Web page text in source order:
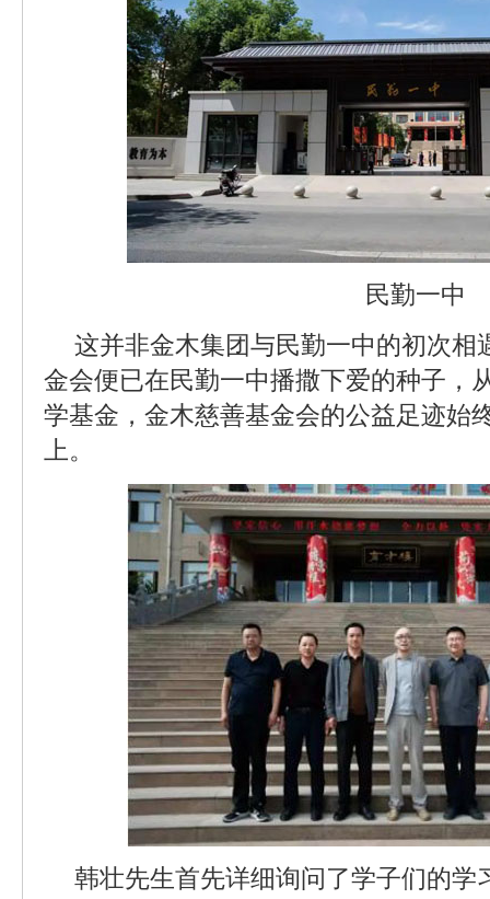
民勤一中
这并非金木集团与民勤一中的初次相
金会便已在民勤一中播撒下爱的种子，
学基金，金木慈善基金会的公益足迹始
上。
韩壮先生首先详细询问了学子们的学